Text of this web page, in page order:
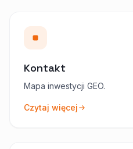
Kontakt
Mapa inwestycji GEO.
Czytaj więcej